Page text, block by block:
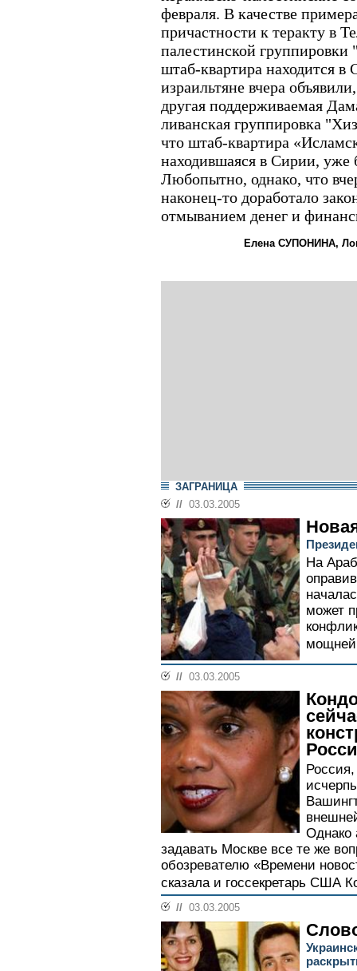
февраля. В качестве
причастности к теракту в
палестинской
штаб-квартира находится
израильтяне вчера
другая поддерживаемая
ливанская группировка
что штаб-квартира
находившаяся в Сирии, уже
Любопытно, однако, что
наконец-то доработало
отмыванием денег и
Елена СУПОНИНА,
ЗАГРАНИЦА
// 03.03.2005
На
может
// 03.03.2005
Однако
задавать Москве все те же
обозревателю «Времени
сказала и госсекретарь США
// 03.03.2005